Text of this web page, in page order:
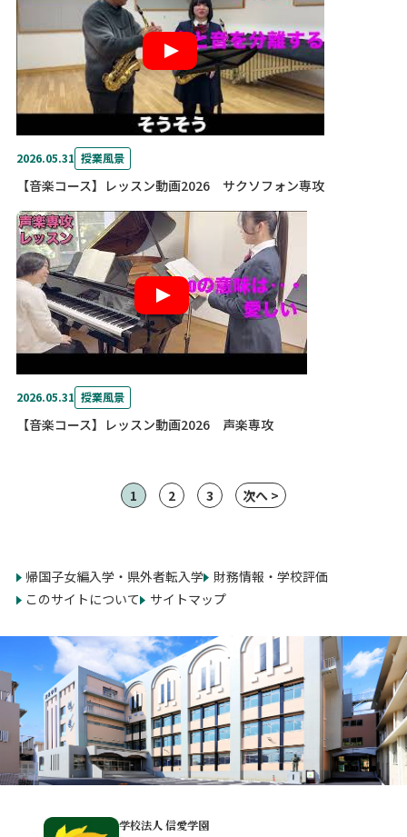
2026.05.31 授業風景
【音楽コース】レッスン動画2026 サクソフォン専攻
2026.05.31 授業風景
【音楽コース】レッスン動画2026 声楽専攻
1 2 3 次へ >
帰国子女編入学・県外者転入学
財務情報・学校評価
このサイトについて
サイトマップ
学校法人 信愛学園